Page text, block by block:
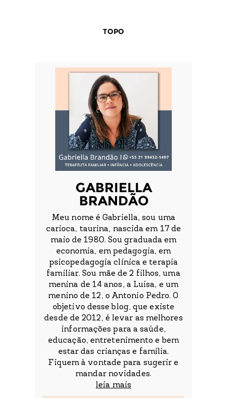
TOPO
GABRIELLA
BRANDÃO
Meu nome é Gabriella, sou uma
carioca, taurina, nascida em 17 de
maio de 1980. Sou graduada em
economia, em pedagogia, em
psicopedagogia clínica e terapia
familiar. Sou mãe de 2 filhos, uma
menina de 14 anos, a Luisa, e um
menino de 12, o Antonio Pedro. O
objetivo desse blog, que existe
desde de 2012, é levar as melhores
informações para a saúde,
educação, entretenimento e bem
estar das crianças e família.
Fiquem à vontade para sugerir e
mandar novidades.
leia mais